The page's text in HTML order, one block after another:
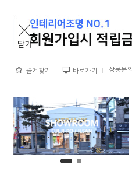
즐겨찾기 바로가기 상품문의